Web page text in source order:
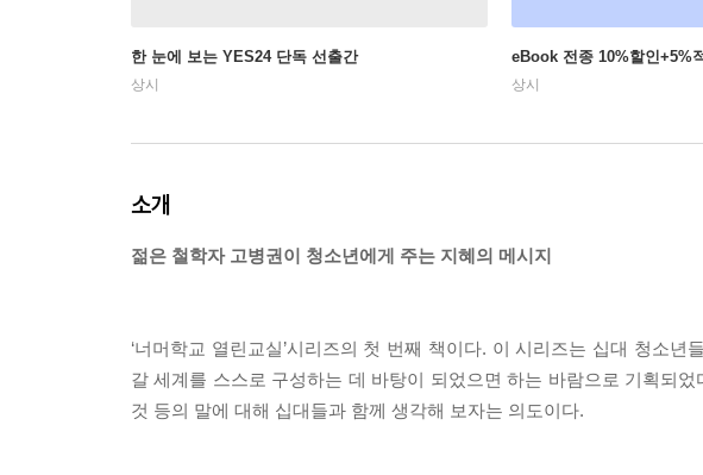
한 눈에 보는 YES24 단독 선출간
상시
eBook 전종 10%할인+5%
상시
소개
젊은 철학자 고병권이 청소년에게 주는 지혜의 메시지
‘너머학교 열린교실’시리즈의 첫 번째 책이다. 이 시리즈는 십대 청소
갈 세계를 스스로 구성하는 데 바탕이 되었으면 하는 바람으로 기획되
것 등의 말에 대해 십대들과 함께 생각해 보자는 의도이다.